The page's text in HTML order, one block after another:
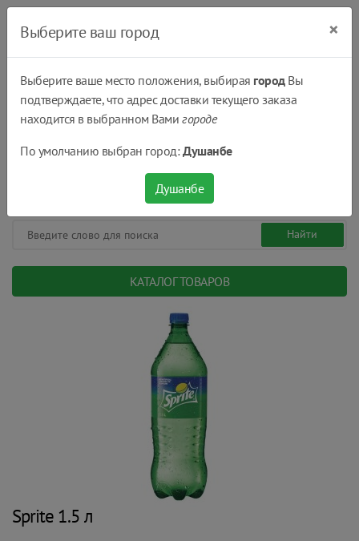
КАТАЛОГ ТОВАРОВ
Sprite 1.5 л
Выберите ваш город ×
Выберите ваше место положения, выбирая городВы
подтверждаете, что адрес доставки текущего заказа
находится в выбранном Вамигороде
По умолчанию выбран город:Душанбе
Душанбе